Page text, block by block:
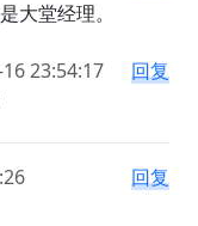
大堂经理。
23:54:17
回复
回复